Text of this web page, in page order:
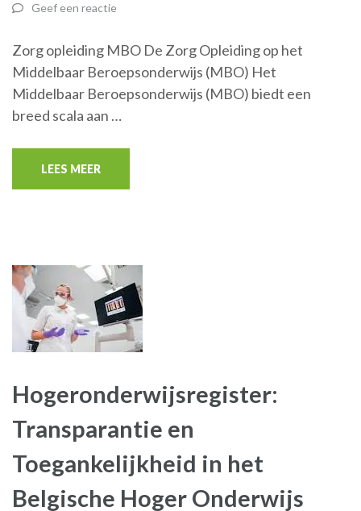
Geef een reactie
Zorg opleiding MBO De Zorg Opleiding op het
Middelbaar Beroepsonderwijs (MBO) Het
Middelbaar Beroepsonderwijs (MBO) biedt een
breed scala aan …
LEES MEER
Hogeronderwijsregister:
Transparantie en
Toegankelijkheid in het
Belgische Hoger Onderwijs